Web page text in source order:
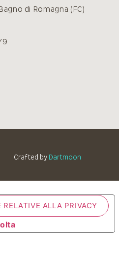
di Romagna (FC)
Crafted by Dartmoon
RELATIVE ALLA PRIVACY